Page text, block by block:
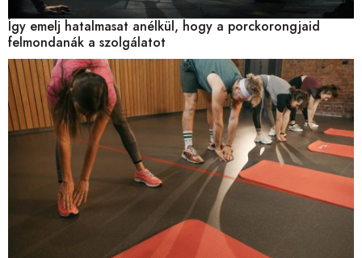
Így emelj hatalmasat anélkül, hogy a porckorongjaid
felmondanák a szolgálatot